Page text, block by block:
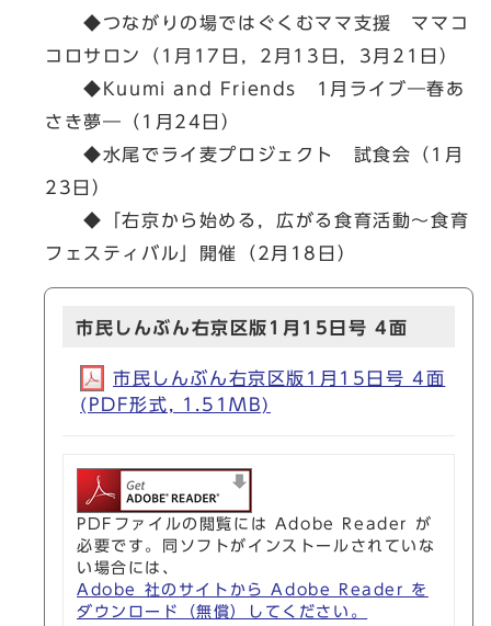
◆つながりの場ではぐくむママ支援 ママコ
コロサロン（1月17日，2月13日，3月21日）
◆Kuumi and Friends 1月ライブ―春あ
さき夢―（1月24日）
◆水尾でライ麦プロジェクト 試食会（1月
23日）
◆「右京から始める，広がる食育活動～食育
フェスティバル」開催（2月18日）
市民しんぶん右京区版1月15日号 4面
市民しんぶん右京区版1月15日号 4面
(PDF形式, 1.51MB)
PDFファイルの閲覧には Adobe Reader が
必要です。同ソフトがインストールされていな
い場合には、
Adobe 社のサイトから Adobe Reader を
ダウンロード（無償）してください。